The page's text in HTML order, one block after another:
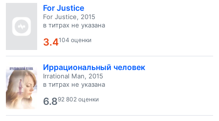
For Justice
For Justice, 2015
в титрах не указана
3.4104 оценки
Иррациональный человек
Irrational Man, 2015
в титрах не указана
6.892 802 оценки